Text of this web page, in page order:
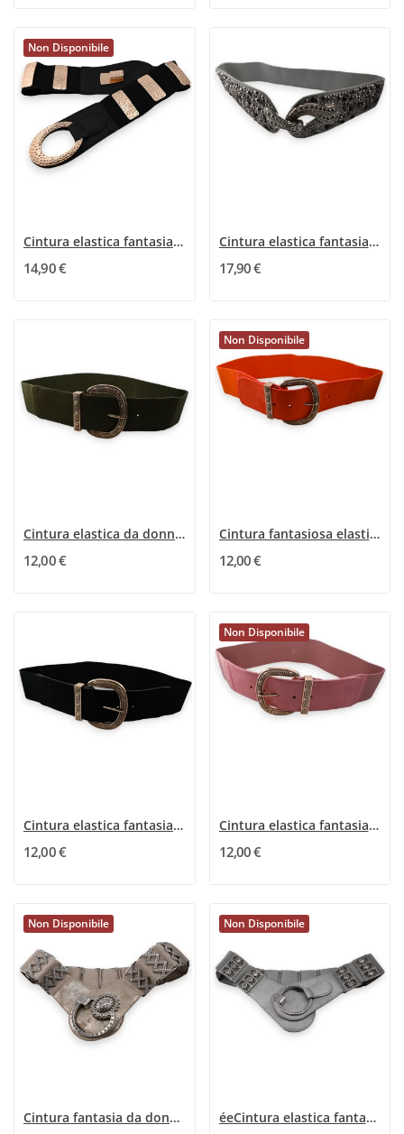
Non Disponibile
Cintura elastica fantasia donna nera e dorata
14,90 €
Cintura elastica fantasia donna chiodi rivetti...
17,90 €
Cintura elastica da donna con fibbia dorata kaki
12,00 €
Non Disponibile
Cintura fantasiosa elastica da donna con fibbia...
12,00 €
Cintura elastica fantasia donna con fibbia...
12,00 €
Non Disponibile
Cintura elastica fantasia da donna con fibbia...
12,00 €
Non Disponibile
Cintura fantasia da donna elastica dorata e...
Non Disponibile
éeCintura elastica fantasia argentata e con strass